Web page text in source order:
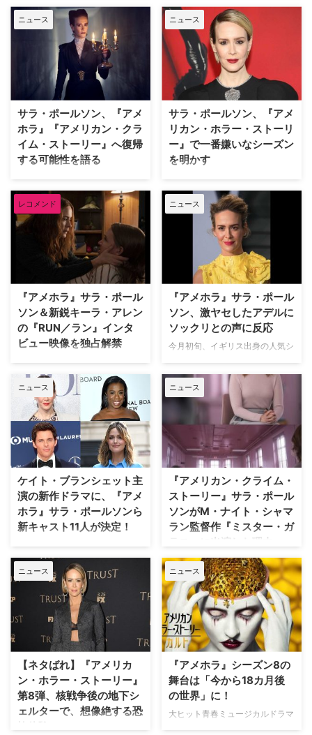
ン）を持つ男』シリーズといった
映画で俳優とし …
数々のドラマをヒットへ導いてき
たライアン・マーフィー。彼の手
掛けた作品が珍しく1シーズンで
打ち切りとなった。米Deadline
が報じている。 名作映画の前日
譚として期待されていたが… この
度、1シーズンでキャンセルとな
ったことが分かったのは『ラチェ
ッド』。ジャック・ニコルソンが
主演し、アカデミー賞主要5部門
を独占した1975年の映画『カッ
コーの巣の上で』に出てきた精神
ちに対して絶対権力を誇 …
プラスで配信がはじまる『一流シ
ェフのファミリーレストラン』シ
ーズン2。米国では一足早く6月
22日から配信が始まり、様々な
カメオ出演が用意されているとい
うが、そのゲストたちが豪華すぎ
ると話題を呼んでいる。 シーズ
『シェイムレス 俺たちに恥はな
い』のジェレミー・アレン・ホワ
イトが主演を務め、一流レストラ
ンのシェフとして働いていたが、
ために地元シカゴに戻った料理人
カーミーを主人公にしたコメディ
ドラマ『一流シェフのファミ …
ニュース
サラ・ポールソン、『アメ
ホラ』『アメリカン・クラ
イム・ストーリー』へ復帰
する可能性を語る
『アメリカン・ホラー・ストーリ
ー』にレギュラー出演し、『アメ
リカン・クライム・ストーリー／
O・J・シンプソン事件』とその
シーズン3『American Crime
Story: Impeachment（原題）』
に登場したサラ・ポールソン。エ
ミー賞常連の2大フランチャイズ
ラが、各シリーズに復帰する可能
性を語っている。 『アメリカ
ン・クライム・ストーリー』シー
ズン4は、70年代にニューヨーク
ブ「スタジオ54」をテーマに描
くのではないかと囁かれている。
米 …
ニュース
サラ・ポールソン、『アメ
リカン・ホラー・ストーリ
ー』で一番嫌いなシーズン
を明かす
ライアン・マーフィーが手掛ける
大人気ホラードラマ『アメリカ
ン・ホラー・ストーリー』に計8
シーズンにわたって出演している
サラ・ポールソンが、一番嫌いな
シーズンを米Hollywood
Reporterのポッドキャストで明か
した。 『アメリカン・ホラー・
マや時代設定、キャラクターが一
新されるアン…
レコメンド
『アメホラ』サラ・ポール
ソン＆新鋭キーラ・アレン
の『RUN／ラン』インタ
ビュー映像を独占解禁
車椅子の娘を溺愛する母親の狂気
の暴走を描いたサイコ・スリラー
映画『RUN／ラン』。6月18日
（金）より公開となる本作より、
主演サラ・ポールソンとキーラ・
アレンによるインタビュー映像を
独占解禁。 映画『search／サー
チ』（2018）の成功によって一
躍、新世代スリラーの旗手となっ
たアニーシュ・チャガンティ監督
が、同じ製…
ニュース
『アメホラ』サラ・ポール
ソン、激ヤセしたアデルに
ソックリとの声に反応
今月初旬、イギリス出身の人気シ
が、45キロのダイエットに成功
した姿をSNSに投稿して大きな話
題となった。すっかりスリムにな
った彼女が、『アメリカン・ホラ
ー・ストーリー』でおなじみのサ
ラ・ポールソンに似ているとSNS
で騒がれたことについて、サラ本
Comicbook.comが報…
ニュース
ケイト・ブランシェット主
演の新作ドラマに、『アメ
ホラ』サラ・ポールソンら
新キャスト11人が決定！
映画『ロード・オブ・ザ・リン
グ』や『ホビット』シリーズのガ
ラドリエル役で知られるケイト・
ブランシェットが主演する米FX
の新作ドラマ『Mrs. America（原
題）』に、『アメリカン・ホラ
ー・ストーリー』などに出演して
いるサラ・ポールソンら新キャス
Varietyが報じている。 【関連記
事】壮…
ニュース
『アメリカン・クライム・
ストーリー』サラ・ポール
ソンがM・ナイト・シャマ
ラン監督作『ミスター・ガ
ラス』に出演した理由
2019年1月18日（金）から公開さ
れる、M・ナイト・シャマラン
（『シックス・センス』『ウェイ
ワード・パインズ 出口のない
街』）監督最新作のサスペンス・
スリラー映画『ミスター・ガラ
ス』。同作の鍵となるキャラクタ
ーを演じるサラ・ポールソンが出
演することになった経緯を、本人
と監督が語っている。 【関連記
事】役作りに活用した…
ニュース
【ネタばれ】『アメリカ
ン・ホラー・ストーリー』
第8弾、核戦争後の地下シ
ェルターで、想像絶する恐
ニュース
『アメホラ』シーズン8の
舞台は「今から18カ月後
の世界」に！
大ヒット青春ミュージカルドラマ